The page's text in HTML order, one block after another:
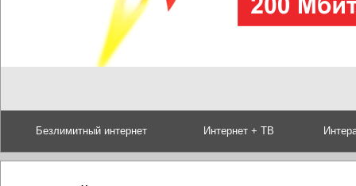
Безлимитный интернет Интернет + ТВ